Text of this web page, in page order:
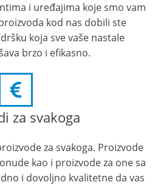
i uređajima koje smo vam
kod nas dobili ste
koja sve vaše nastale
brzo i efikasno.
za svakoga
za svakoga. Proizvode
kao i proizvode za one sa
i dovoljno kvalitetne da vas